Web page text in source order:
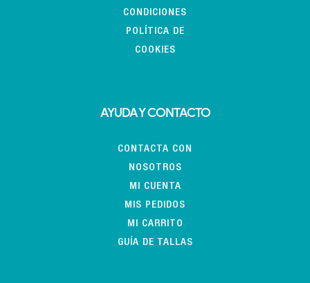
CONDICIONES
POLÍTICA DE
COOKIES
AYUDA Y CONTACTO
CONTACTA CON
NOSOTROS
MI CUENTA
MIS PEDIDOS
MI CARRITO
GUÍA DE TALLAS